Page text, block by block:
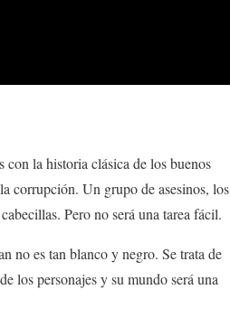
con la historia clásica de los buenos
corrupción. Un grupo de asesinos, los
Pero no será una tarea fácil.
no es tan blanco y negro. Se trata de
los personajes y su mundo será una